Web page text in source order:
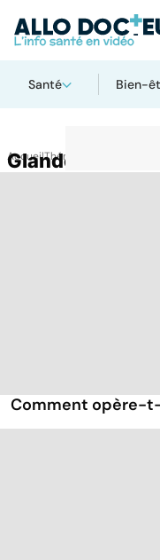
Santé Bien-
AccueilThématiques
Glandes
Comment opère-